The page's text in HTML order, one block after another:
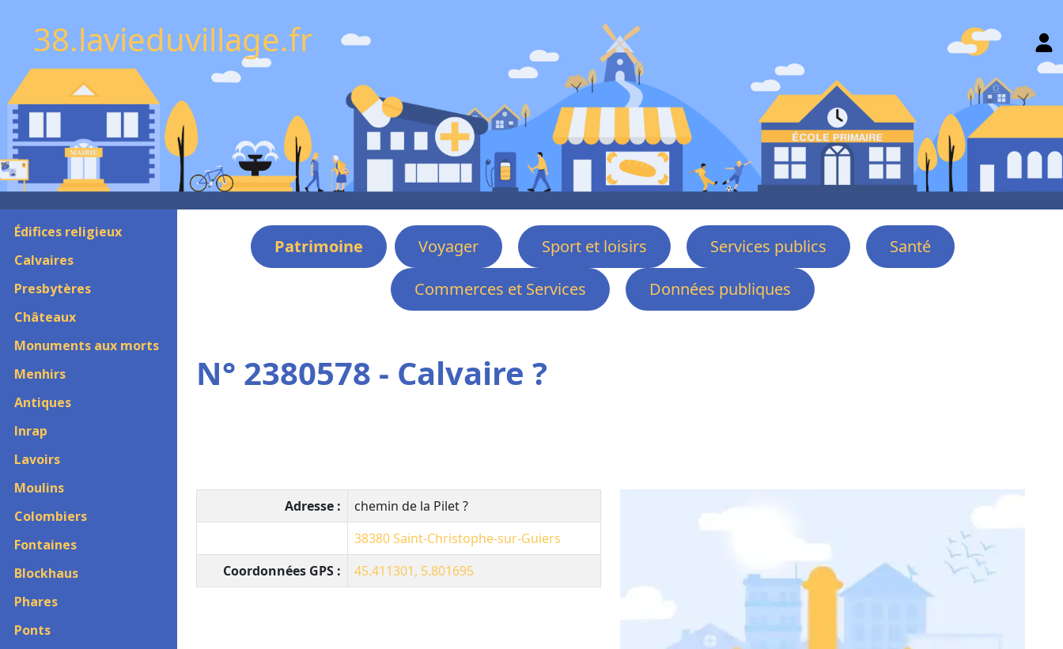
38.lavieduvillage.fr
Édifices religieux
Calvaires
Presbytères
Châteaux
Monuments aux morts
Menhirs
Antiques
Inrap
Lavoirs
Moulins
Colombiers
Fontaines
Blockhaus
Phares
Ponts
Patrimoine Voyager Sport et loisirs Services publics
Santé
Commerces et Services
Données publiques
N° 2380578 - Calvaire ?
Adresse :
chemin de la Pilet ?
38380Saint-Christophe-sur-Guiers
Coordonnées GPS :
45.411301, 5.801695